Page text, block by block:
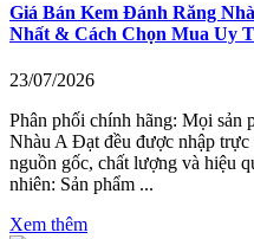
Giá Bán Kem Đánh Răng
Nhất & Cách Chọn Mua Uy
23/07/2026
Phân phối chính hãng: Mọi sản
Nhàu A Đạt đều được nhập trực
nguồn gốc, chất lượng và hiệu
nhiên: Sản phẩm ...
Xem thêm